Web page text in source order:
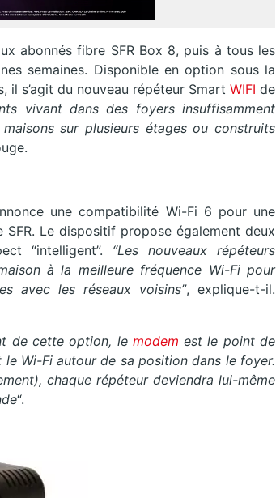
abonnés fibre SFR Box 8, puis à tous les
semaines. Disponible en option sous la
il s’agit du nouveau répéteur Smart WIFIde
vivant dans des foyers insuffisamment
sur plusieurs étages ou construits
une compatibilité Wi-Fi 6 pour une
Le dispositif propose également deux
“intelligent”. “Les nouveaux répéteurs
à la meilleure fréquence Wi-Fi pour
avec les réseaux voisins”, explique-t-il.
de cette option, lemodemest le point de
Wi-Fi autour de sa position dans le foyer.
chaque répéteur deviendra lui-même
“.